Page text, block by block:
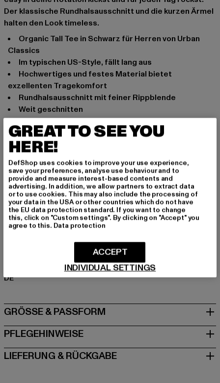
Der klassische Rundhalsausschnitt und die kurzen Ärmel
halten den Look timeless.
Organic Tall Tee in Schwarz für Herren von Urban
Classics
Im typischen US-Style, fällt lang aus
Hochwertiges und festes Material bietet
exzellenten Tragekomfort
Rundhalsausschnitt mit feiner Rippblende
Weit geschnitten
Anlass: Street, Alltag, Freizeit, Casual
Ausschnitt: Rundhals
Ärmelart: Kurzarm
Schnitt: Locker
Marke: Urban Classics
Kat.: Tall Tees
Farbe: schwarz
Hersteller Farbe: black
Materialzusammensetzung: 100% Baumwolle
Art.Nr: TB4451-00007
Hersteller: TB International GmbH |
Dr.-Robert-Murjahn-Straße 7 | 64372 Ober-Ramstadt |
DE
GRÖSSE & PASSFORM
PFLEGEHINWEISE
LIEFERUNG & RÜCKGABE
GREAT TO SEE YOU
HERE!
DefShop uses cookies to improve your use experience,
save your preferences, analyse use behaviour and to
provide and measure interest-based contents and
advertising. In addition, we allow partners to extract data
or to use cookies. This may also include the processing of
your data in the USA or other countries which do not have
the EU data protection standard. If you want to change
this, click on "Custom settings". By clicking on "Accept" you
agree to this. Data protection
INDIVIDUAL SETTINGS
ACCEPT